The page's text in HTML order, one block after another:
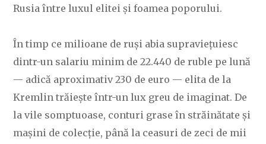
RUȘI SE ZBAT CU
230 DE EURO PE
LUNĂ.
Rusia între luxul elitei și foamea poporului.
În timp ce milioane de ruși abia supraviețuiesc
dintr-un salariu minim de 22.440 de ruble pe lună
— adică aproximativ 230 de euro — elita de la
Kremlin trăiește într-un lux greu de imaginat. De
la vile somptuoase, conturi grase în străinătate și
mașini de colecție, până la ceasuri de zeci de mii